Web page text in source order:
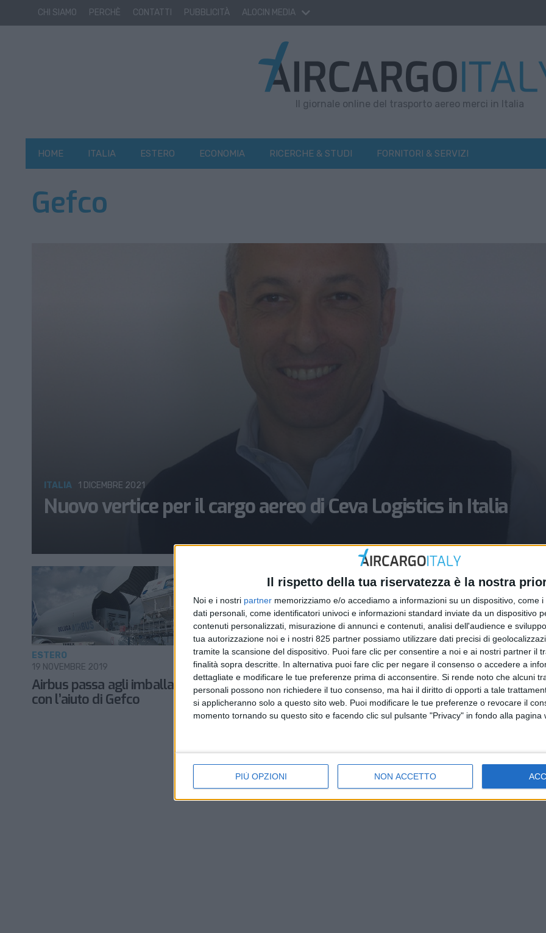
Il rispetto della tua riservatezza è la nostra
Noi e i nostri partner memorizziamo e/o accediamo a informazioni su un dispositivo, come
dati personali, come identificatori univoci e informazioni standard inviate da un dispositivo
contenuti personalizzati, misurazione di annunci e contenuti, analisi dell'audience e
tua autorizzazione noi e i nostri 825 partner possiamo utilizzare dati precisi di
tramite la scansione del dispositivo. Puoi fare clic per consentire a noi e ai nostri partner il
finalità sopra descritte. In alternativa puoi fare clic per negare il consenso o accedere a
dettagliate e modificare le tue preferenze prima di acconsentire. Si rende noto che alcuni
personali possono non richiedere il tuo consenso, ma hai il diritto di opporti a tale
si applicheranno solo a questo sito web. Puoi modificare le tue preferenze o revocare il
momento tornando su questo sito e facendo clic sul pulsante "Privacy" in fondo alla pagina
PIÙ OPZIONI NON ACCETTO
CHI SIAMO PERCHÈ CONTATTI PUBBLICITÀ ALOCIN MEDIA
Il giornale online del trasporto aereo merci in Italia
HOME ITALIA ESTERO ECONOMIA RICERCHE & STUDI FORNITORI & SERVIZI
Gefco
Nuovo vertice per il cargo aereo di Ceva Logistics in Italia
ITALIA 1 DICEMBRE 2021
Airbus passa agli imballaggi sostenibili
con l’aiuto di Gefco
ESTERO
19 NOVEMBRE 2019
Castelli nuovo direttore del freight
forwarding di Gefco in Italia
ECONOMIA
13 NOVEMBRE 2018